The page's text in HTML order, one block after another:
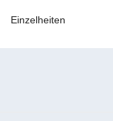
Einzelheiten